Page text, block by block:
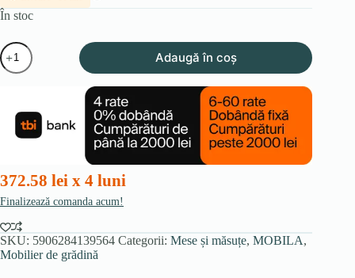
În stoc
Cantitate
Masă
de
140-
Adaugă în coș
372.58 lei x 4 luni
Finalizează comanda acum!
SKU: 5906284139564 Categorii: Mese și măsuțe, MOBILA,
Mobilier de grădină